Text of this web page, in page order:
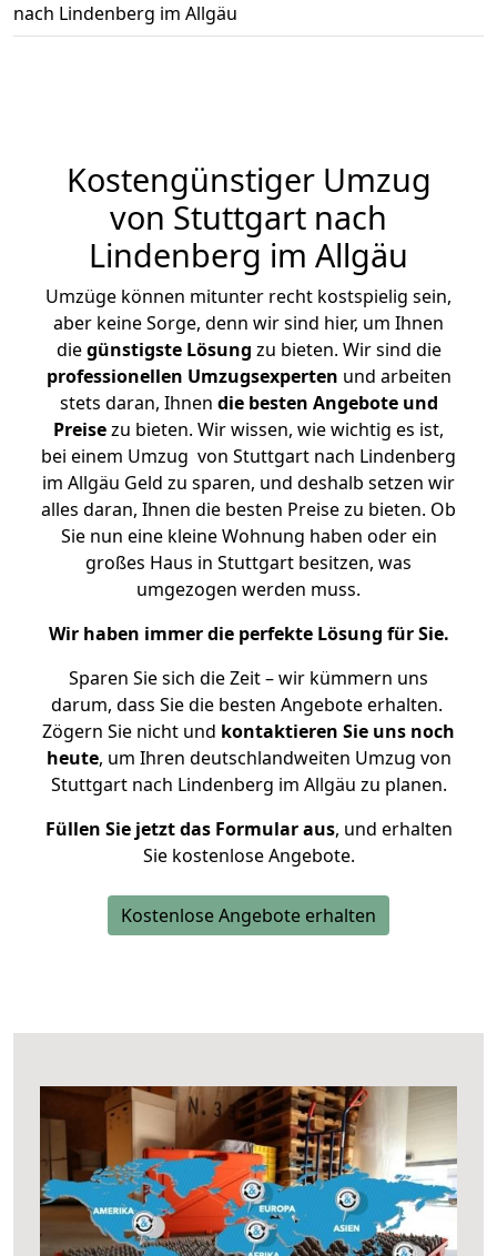
nach Lindenberg im Allgäu
Kostengünstiger Umzug
von Stuttgart nach
Lindenberg im Allgäu
Umzüge können mitunter recht kostspielig sein,
aber keine Sorge, denn wir sind hier, um Ihnen
diegünstigste Lösung zu bieten. Wir sind die
professionellen Umzugsexperten und arbeiten
stets daran, Ihnen die besten Angebote und
Preisezu bieten. Wir wissen, wie wichtig es ist,
bei einem Umzug von Stuttgart nach Lindenberg
im Allgäu Geld zu sparen, und deshalb setzen wir
alles daran, Ihnen die besten Preise zu bieten. Ob
Sie nun eine kleine Wohnung haben oder ein
großes Haus in Stuttgart besitzen, was
umgezogen werden muss.
Wir haben immer die perfekte Lösung für Sie.
Sparen Sie sich die Zeit – wir kümmern uns
darum, dass Sie die besten Angebote erhalten.
Zögern Sie nicht und kontaktieren Sie uns noch
heute, um Ihren deutschlandweiten Umzug von
Stuttgart nach Lindenberg im Allgäu zu planen.
Füllen Sie jetzt das Formular aus, und erhalten
Sie kostenlose Angebote.
Kostenlose Angebote erhalten